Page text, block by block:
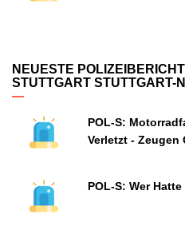
NEUESTE
STUTTGART STUTTGART-
POL-S:
Verletzt - Zeugen
POL-S: Wer